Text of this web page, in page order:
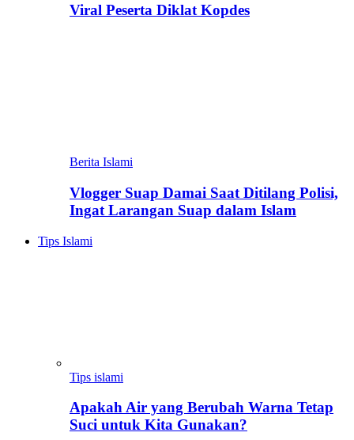
Viral Peserta Diklat Kopdes
Berita Islami
Vlogger Suap Damai Saat Ditilang Polisi,
Ingat Larangan Suap dalam Islam
Tips Islami
Tips islami
Apakah Air yang Berubah Warna Tetap
Suci untuk Kita Gunakan?